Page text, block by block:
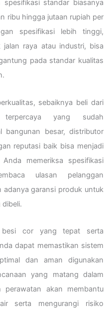
standar biasanya
ribu hingga jutaan rupiah per
spesifikasi lebih tinggi,
raya atau industri, bisa
pada standar kualitas
sebaiknya beli dari
yang sudah
bangunan besar, distributor
reputasi baik bisa menjadi
memeriksa spesifikasi
ulasan pelanggan
adanya garansi produk untuk
dibeli.
cor yang tepat serta
dapat memastikan sistem
dan aman digunakan
yang matang dalam
perawatan akan membantu
serta mengurangi risiko